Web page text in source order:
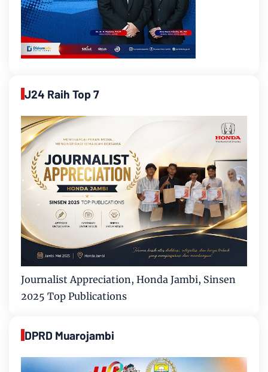
J24 Raih Top 7
Journalist Appreciation, Honda Jambi, Sinsen
2025 Top Publications
DPRD Muarojambi